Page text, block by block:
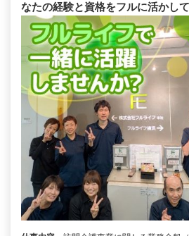
なたの経験と資格をフルに活かし